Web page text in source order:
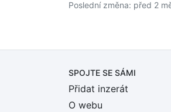
Poslední změna: před 2
SPOJTE SE SÁMI
Přidat inzerát
O webu